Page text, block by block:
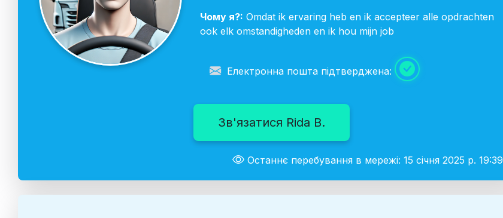
Чому я?: Omdat ik ervaring heb en ik accepteer alle opdrachten
ook elk omstandigheden en ik hou mijn job
Електронна пошта підтверджена:
Зв'язатися Rida B.
Останнє перебування в мережі: 15 січня 2025 р. 19:39